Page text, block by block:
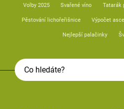
Volby 2025 Svařené víno Tatarák
Pěstování lichořeřišnice Výpočet
Nejlepší palačinky